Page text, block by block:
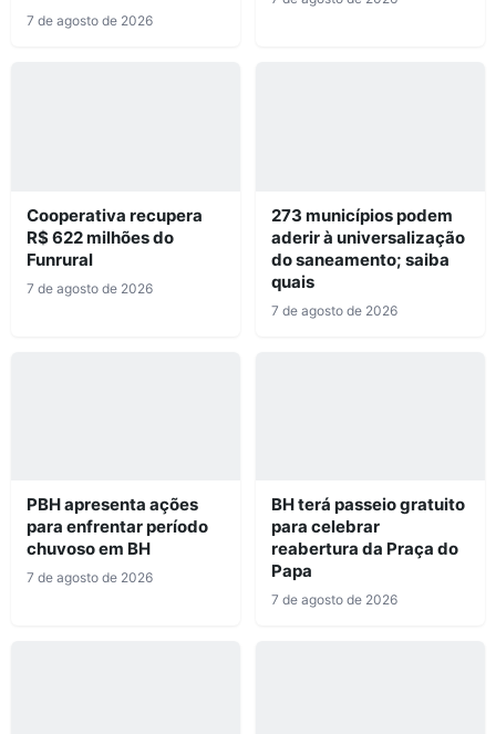
7 de agosto de 2026
Cooperativa recupera
R$ 622 milhões do
Funrural
7 de agosto de 2026
273 municípios podem
aderir à universalização
do saneamento; saiba
quais
7 de agosto de 2026
PBH apresenta ações
para enfrentar período
chuvoso em BH
7 de agosto de 2026
BH terá passeio gratuito
para celebrar
reabertura da Praça do
Papa
7 de agosto de 2026